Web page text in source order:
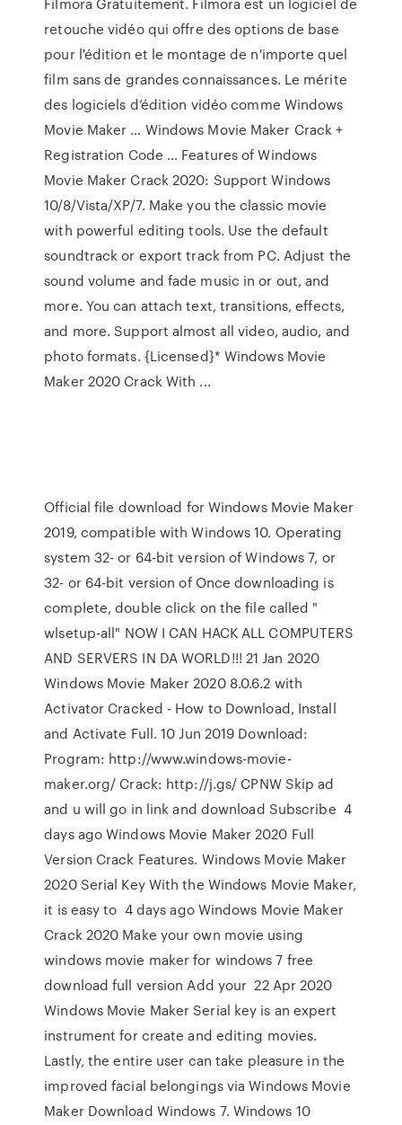
retouche vidéo qui offre des options de base
pour l'édition et le montage de n'importe quel
film sans de grandes connaissances. Le mérite
des logiciels d’édition vidéo comme Windows
Movie Maker … Windows Movie Maker Crack +
Registration Code … Features of Windows
Movie Maker Crack 2020: Support Windows
10/8/Vista/XP/7. Make you the classic movie
with powerful editing tools. Use the default
soundtrack or export track from PC. Adjust the
sound volume and fade music in or out, and
more. You can attach text, transitions, effects,
and more. Support almost all video, audio, and
photo formats. {Licensed}* Windows Movie
Maker 2020 Crack With ...
Official file download for Windows Movie Maker
2019, compatible with Windows 10. Operating
system 32- or 64-bit version of Windows 7, or
32- or 64-bit version of Once downloading is
complete, double click on the file called "
wlsetup-all" NOW I CAN HACK ALL COMPUTERS
AND SERVERS IN DA WORLD!!! 21 Jan 2020
Windows Movie Maker 2020 8.0.6.2 with
Activator Cracked - How to Download, Install
and Activate Full. 10 Jun 2019 Download:
Program: http://www.windows-movie-
maker.org/ Crack: http://j.gs/ CPNW Skip ad
and u will go in link and download Subscribe 4
days ago Windows Movie Maker 2020 Full
Version Crack Features. Windows Movie Maker
2020 Serial Key With the Windows Movie Maker,
it is easy to 4 days ago Windows Movie Maker
Crack 2020 Make your own movie using
windows movie maker for windows 7 free
download full version Add your 22 Apr 2020
Windows Movie Maker Serial key is an expert
instrument for create and editing movies.
Lastly, the entire user can take pleasure in the
improved facial belongings via Windows Movie
Maker Download Windows 7. Windows 10